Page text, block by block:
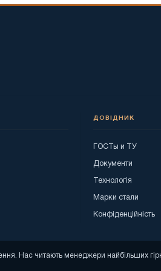
ДОВІДНИК
ГОСТы и ТУ
Документи
Технологія
Марки стали
Конфіденційність
Нас читають менеджери найбільших